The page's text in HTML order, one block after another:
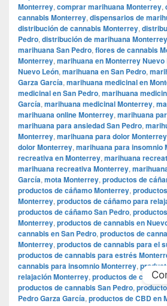
Monterrey, comprar marihuana Monterrey,
cannabis Monterrey, dispensarios de
distribución de cannabis Monterrey,
Pedro, distribución de marihuana Monterrey
marihuana San Pedro, flores de cannabis
Monterrey, marihuana en Monterrey Nuevo
Nuevo León, marihuana en San Pedro,
Garza García, marihuana medicinal en
medicinal en San Pedro, marihuana
García, marihuana medicinal Monterrey,
marihuana online Monterrey, marihuana
marihuana para ansiedad San Pedro,
Monterrey, marihuana para dolor Monterrey
dolor Monterrey, marihuana para insomnio
recreativa en Monterrey, marihuana
marihuana recreativa Monterrey,
García, mota Monterrey, productos de
productos de cáñamo Monterrey,
Monterrey, productos de cáñamo para
productos de cáñamo San Pedro,
Monterrey, productos de cannabis en
cannabis en San Pedro, productos de
Monterrey, productos de cannabis para el
productos de cannabis para estrés
cannabis para insomnio Monterrey,
relajación Monterrey, productos de
productos de cannabis San Pedro,
Pedro Garza García, productos de CBD en